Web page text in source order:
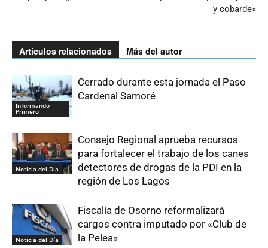
y cobarde»
Artículos relacionados Más del autor
Informando
Primero
Cerrado durante esta jornada el Paso
Cardenal Samoré
Noticia del Día
Consejo Regional aprueba recursos
para fortalecer el trabajo de los canes
detectores de drogas de la PDI en la
región de Los Lagos
Noticia del Día
Fiscalía de Osorno reformalizará
cargos contra imputado por «Club de
la Pelea»